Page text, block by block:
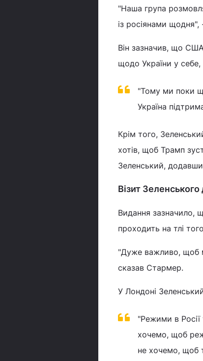
"Наша група
із росіянами щодня",
Він зазначив, що США
щодо України у себе,
"Тому ми поки
Україна
Крім того,
хотів, щоб Трамп
Зеленський,
Візит
Видання зазначило,
проходить на тлі
"Дуже важливо, щоб
сказав Стармер.
У Лондоні
"Режими в Росії
хочемо, щоб
не хочемо, щоб